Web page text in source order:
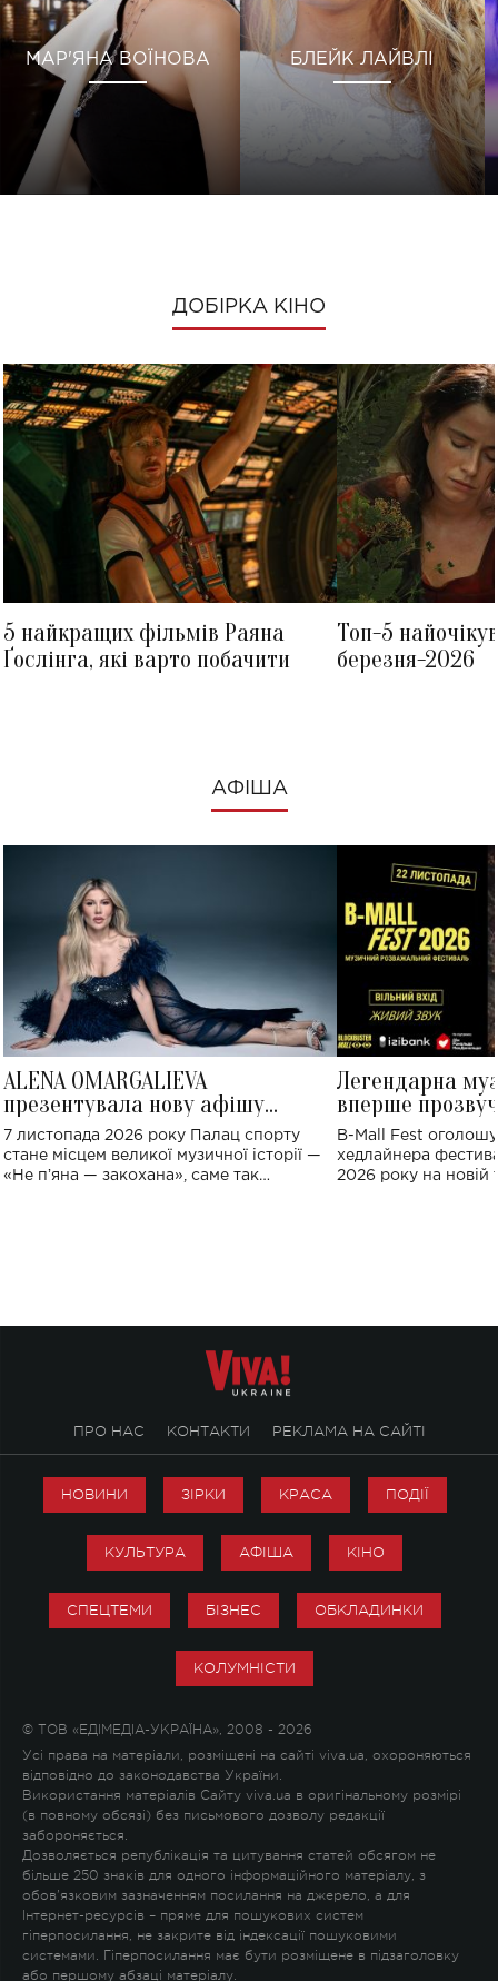
МАР'ЯНА ВОЇНОВА БЛЕЙК ЛАЙВЛІ
ДОБІРКА КІНО
5 найкращих фільмів Раяна
Ґослінга, які варто побачити
Топ-5
березня-2026
АФІША
ALENA OMARGALIEVA
презентувала нову афішу
великого концерту в Палаці
спорту
7 листопада 2026 року Палац спорту
стане місцем великої музичної історії —
«Не пʼяна — закохана», саме так
Легендарна
вперше
Україні: де
B-Mall Fest
хедлайнера
2026 року на новій
ПРО НАС КОНТАКТИ РЕКЛАМА НА САЙТІ
НОВИНИ ЗІРКИ КРАСА ПОДІЇ
КУЛЬТУРА АФІША КІНО
СПЕЦТЕМИ БІЗНЕС ОБКЛАДИНКИ
КОЛУМНІСТИ
© ТОВ «ЕДІМЕДІА-УКРАЇНА», 2008 - 2026
Усі права на матеріали, розміщені на сайті viva.ua, охороняються
відповідно до законодавства України.
Використання матеріалів Сайту viva.ua в оригінальному розмірі
(в повному обсязі) без письмового дозволу редакції
забороняється.
Дозволяється републікація та цитування статей обсягом не
більше 250 знаків для одного інформаційного матеріалу, з
обов'язковим зазначенням посилання на джерело, а для
Інтернет-ресурсів – пряме для пошукових систем
гіперпосилання, не закрите від індексації пошуковими
системами. Гіперпосилання має бути розміщене в підзаголовку
або першому абзаці матеріалу.